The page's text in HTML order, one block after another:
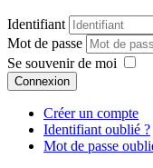
Identifiant
Mot de passe
Se souvenir de moi
Connexion
Créer un compte
Identifiant oublié ?
Mot de passe